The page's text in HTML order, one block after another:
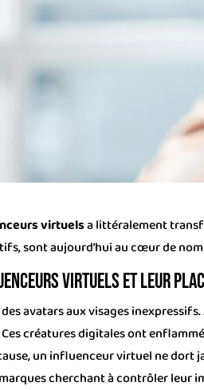
virtuelsa littéralement
sont aujourd’hui au cœur de
virtuels et leur
avatars aux visages
créatures digitales ont
un influenceur virtuel ne dort
cherchant à contrôler leur